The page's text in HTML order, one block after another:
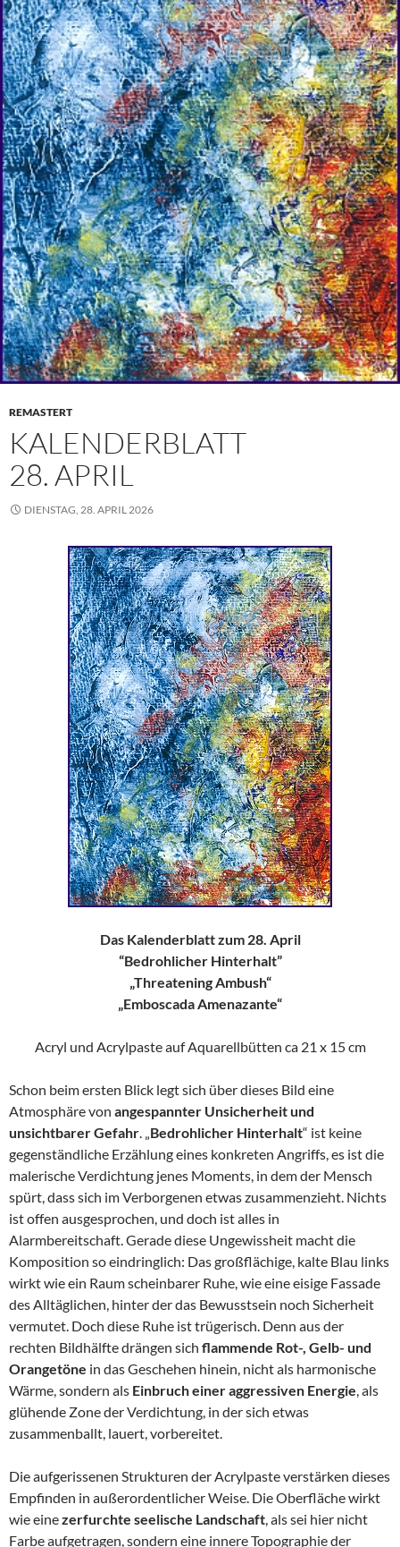
REMASTERT
KALENDERBLATT
28. APRIL
DIENSTAG, 28. APRIL 2026
Das Kalenderblatt zum 28. April
“Bedrohlicher Hinterhalt”
„Threatening Ambush“
„Emboscada Amenazante“
Acryl und Acrylpaste auf Aquarellbütten ca 21 x 15 cm
Schon beim ersten Blick legt sich über dieses Bild eine
Atmosphäre von angespannter Unsicherheit und
unsichtbarer Gefahr
Bedrohlicher Hinterhalt“ ist keine
gegenständliche Erzählung eines konkreten Angriffs, es ist die
malerische Verdichtung jenes Moments, in dem der Mensch
spürt, dass sich im Verborgenen etwas zusammenzieht. Nichts
ist offen ausgesprochen, und doch ist alles in
Alarmbereitschaft. Gerade diese Ungewissheit macht die
Komposition so eindringlich: Das großflächige, kalte Blau links
wirkt wie ein Raum scheinbarer Ruhe, wie eine eisige Fassade
des Alltäglichen, hinter der das Bewusstsein noch Sicherheit
vermutet. Doch diese Ruhe ist trügerisch. Denn aus der
rechten Bildhälfte drängen sich flammende Rot-, Gelb- und
Orangetöne in das Geschehen hinein, nicht als harmonische
Wärme, sondern als Einbruch einer aggressiven Energie , als
glühende Zone der Verdichtung, in der sich etwas
zusammenballt, lauert, vorbereitet.
Die aufgerissenen Strukturen der Acrylpaste verstärken dieses
Empfinden in außerordentlicher Weise. Die Oberfläche wirkt
wie einezerfurchte seelische Landschaft , als sei hier nicht
Farbe aufgetragen, sondern eine innere Topographie der